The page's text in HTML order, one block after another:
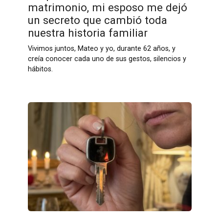
matrimonio, mi esposo me dejó
un secreto que cambió toda
nuestra historia familiar
Vivimos juntos, Mateo y yo, durante 62 años, y
creía conocer cada uno de sus gestos, silencios y
hábitos.